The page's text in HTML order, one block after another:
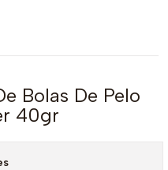
Bolas De Pelo
40gr